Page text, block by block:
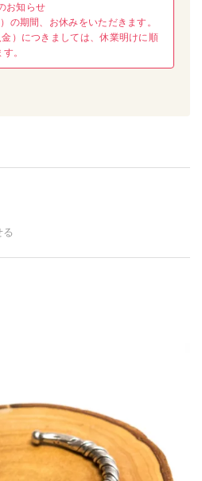
お知らせ
の期間、お休みをいただきます。
）につきましては、休業明けに順
。
る